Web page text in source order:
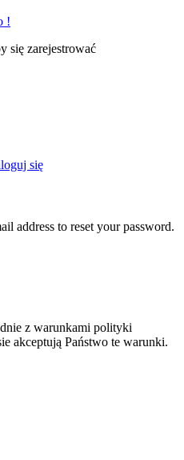
!
się zarejestrować
się
address to reset your password.
z warunkami polityki
akceptują Państwo te warunki.